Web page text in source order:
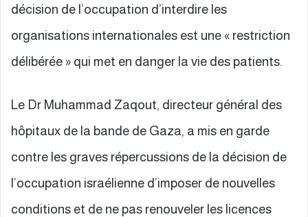
décision de l’occupation d’interdire les
organisations internationales est une « restriction
délibérée » qui met en danger la vie des patients.
Le Dr Muhammad Zaqout, directeur général des
hôpitaux de la bande de Gaza, a mis en garde
contre les graves répercussions de la décision de
l’occupation israélienne d’imposer de nouvelles
conditions et de ne pas renouveler les licences